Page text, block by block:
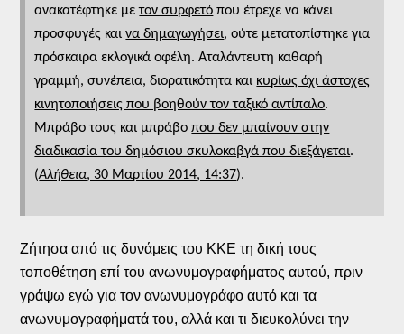
ανακατέφτηκε μετον συρφετό που έτρεχε να κάνει
προσφυγές καινα δημαγωγήσει, ούτε μετατοπίστηκε για
πρόσκαιρα εκλογικά οφέλη. Αταλάντευτη καθαρή
γραμμή, συνέπεια, διορατικότητα και κυρίως όχι άστοχες
κινητοποιήσεις που βοηθούν τον ταξικό αντίπαλο.
Μπράβο τους και μπράβοπου δεν μπαίνουν στην
διαδικασία του δημόσιου σκυλοκαβγά που διεξάγεται.
(Αλήθεια, 30 Μαρτίου 2014, 14:37).
Ζήτησα από τις δυνάμεις του ΚΚΕ τη δική τους
τοποθέτηση επί του ανωνυμογραφήματος αυτού, πριν
γράψω εγώ για τον ανωνυμογράφο αυτό και τα
ανωνυμογραφήματά του, αλλά και τι διευκολύνει την